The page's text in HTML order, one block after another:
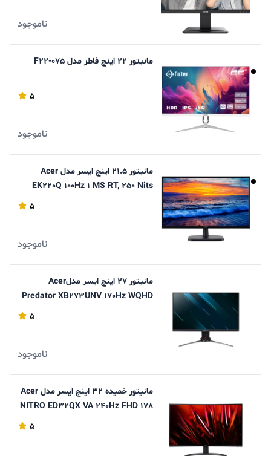
ناموجود
مانیتور 22 اینچ فاطر مدل F22-075
5
ناموجود
مانیتور 21.5 اینچ ایسر مدل Acer
EK220Q 100Hz 1 MS RT, 250 Nits
5
ناموجود
مانیتور 27 اینچ ایسر مدلAcer
Predator XB273UNV 170Hz WQHD
5
ناموجود
مانیتور خمیده 32 اینچ ایسر مدل Acer
NITRO ED32QX VA 240Hz FHD 178
5